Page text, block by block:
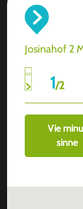
Josinahof 2
1/2
Vie
sinne